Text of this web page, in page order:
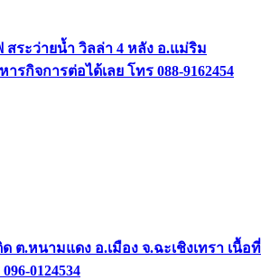
ระว่ายน้ำ วิลล่า 4 หลัง อ.แม่ริม
รกิจการต่อได้เลย โทร 088-9162454
ต.หนามแดง อ.เมือง จ.ฉะเชิงเทรา เนื้อที่
0124534